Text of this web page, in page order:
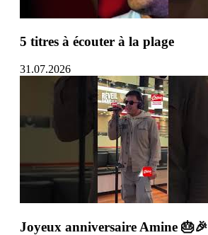
5 titres à écouter à la plage
31.07.2026
Joyeux anniversaire Amine 🎂🎉